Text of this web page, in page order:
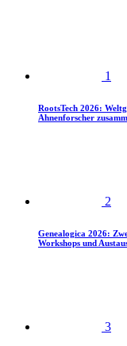
1
RootsTech 2026:
Ahnenforscher
2
Genealogica 2026:
Workshops und
3